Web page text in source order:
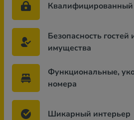
Квалифицированный
Безопасность гостей
имущества
Функциональные,
номера
Шикарный интерьер